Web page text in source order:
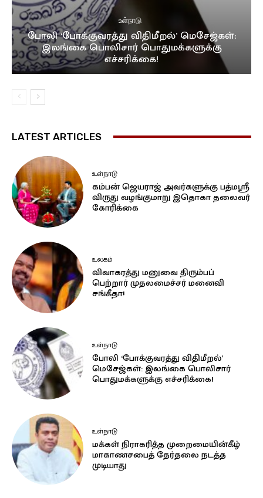
உள்நாடு
போலி ‘போக்குவரத்து விதிமீறல்’ மெசேஜ்கள்:
இலங்கை பொலிசார் பொதுமக்களுக்கு
எச்சரிக்கை!
LATEST ARTICLES
உள்நாடு
கம்பன் ஜெயராஜ் அவர்களுக்கு பத்மஸ்ரீ
விருது வழங்குமாறு இதொகா தலைவர்
கோரிக்கை
உலகம்
விவாகரத்து மனுவை திரும்பப்
பெற்றார் முதலமைச்சர் மனைவி
சங்கீதா!
உள்நாடு
போலி ‘போக்குவரத்து விதிமீறல்’
மெசேஜ்கள்: இலங்கை பொலிசார்
பொதுமக்களுக்கு எச்சரிக்கை!
உள்நாடு
மக்கள் நிராகரித்த முறைமையின்கீழ்
மாகாணசபைத் தேர்தலை நடத்த
முடியாது